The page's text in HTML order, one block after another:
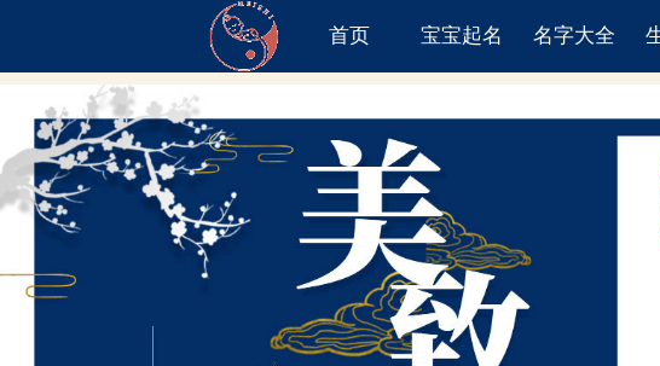
首页 宝宝起名 名字大全